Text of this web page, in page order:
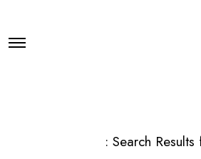
O
Search Results